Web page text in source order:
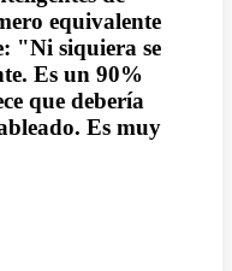
equivalente
"Ni siquiera se
Es un 90%
que debería
Es muy